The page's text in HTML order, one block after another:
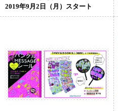
2019年9月2日（月）スタート